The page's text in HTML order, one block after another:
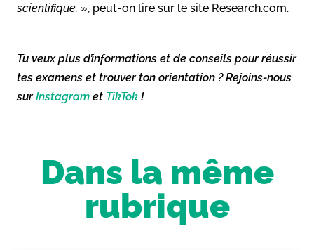
scientifique. », peut-on lire sur le site Research.com.
Tu veux plus d’informations et de conseils pour réussir
tes examens et trouver ton orientation ? Rejoins-nous
surInstagram et TikTok !
Dans la même
rubrique